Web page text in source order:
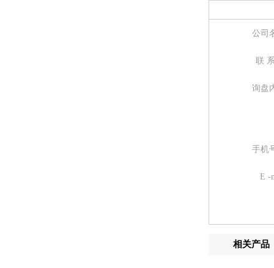
公司
联
询盘
手机
E -
相关产品